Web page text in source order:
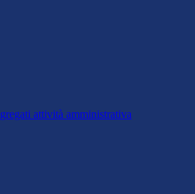
attività amministrativa